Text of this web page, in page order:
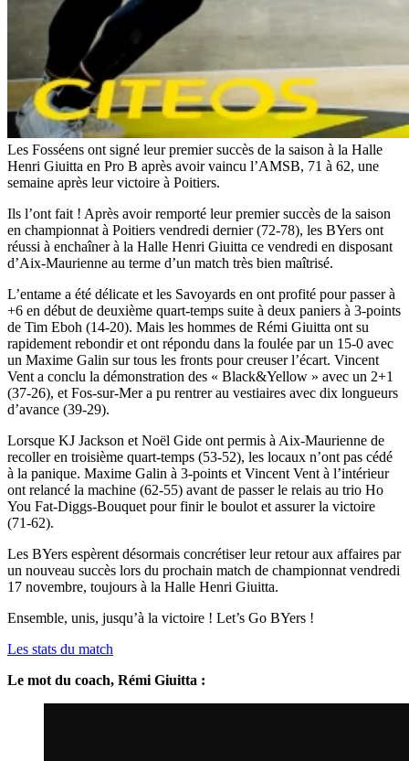
Les Fosséens ont signé leur premier succès de la saison à la Halle
Henri Giuitta en Pro B après avoir vaincu l’AMSB, 71 à 62, une
semaine après leur victoire à Poitiers.
Ils l’ont fait ! Après avoir remporté leur premier succès de la saison
en championnat à Poitiers vendredi dernier (72-78), les BYers ont
réussi à enchaîner à la Halle Henri Giuitta ce vendredi en disposant
d’Aix-Maurienne au terme d’un match très bien maîtrisé.
L’entame a été délicate et les Savoyards en ont profité pour passer à
+6 en début de deuxième quart-temps suite à deux paniers à 3-points
de Tim Eboh (14-20). Mais les hommes de Rémi Giuitta ont su
rapidement rebondir et ont répondu dans la foulée par un 15-0 avec
un Maxime Galin sur tous les fronts pour creuser l’écart. Vincent
Vent a conclu la démonstration des « Black&Yellow » avec un 2+1
(37-26), et Fos-sur-Mer a pu rentrer au vestiaires avec dix longueurs
d’avance (39-29).
Lorsque KJ Jackson et Noël Gide ont permis à Aix-Maurienne de
recoller en troisième quart-temps (53-52), les locaux n’ont pas cédé
à la panique. Maxime Galin à 3-points et Vincent Vent à l’intérieur
ont relancé la machine (62-55) avant de passer le relais au trio Ho
You Fat-Diggs-Bouquet pour finir le boulot et assurer la victoire
(71-62).
Les BYers espèrent désormais concrétiser leur retour aux affaires par
un nouveau succès lors du prochain match de championnat vendredi
17 novembre, toujours à la Halle Henri Giuitta.
Ensemble, unis, jusqu’à la victoire ! Let’s Go BYers !
Les stats du match
Le mot du coach, Rémi Giuitta :